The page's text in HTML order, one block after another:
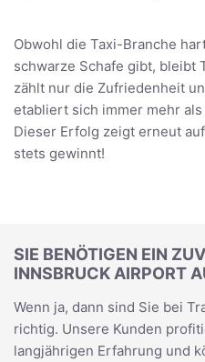
Obwohl die Taxi-Branche
schwarze Schafe gibt, bleibt
zählt nur die Zufriedenheit
etabliert sich immer mehr
Dieser Erfolg zeigt erneut
stets gewinnt!
SIE BENÖTIGEN EIN
INNSBRUCK AIRPORT
Wenn ja, dann sind Sie bei
richtig. Unsere Kunden
langjährigen Erfahrung und